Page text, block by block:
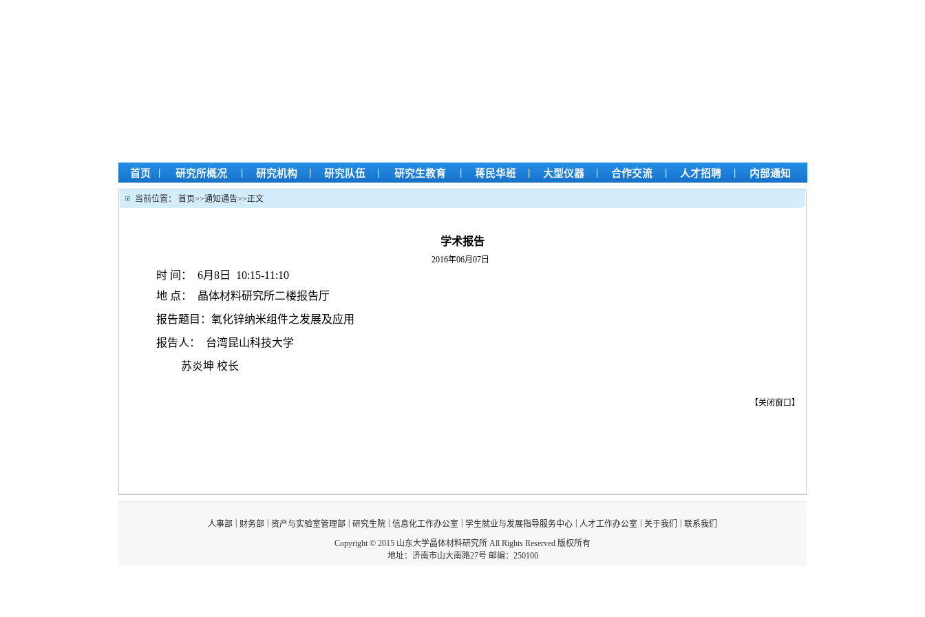
首页 | 研究所概况 | 研究机构 | 研究队伍 | 研究生教育 | 蒋民华班 | 大型仪器 | 合作交流 | 人才招聘 | 内部通知
当前位置： 首页>>通知通告>>正文
学术报告
2016年06月07日
时 间： 6月8日 10:15-11:10
地 点： 晶体材料研究所二楼报告厅
报告题目：氧化锌纳米组件之发展及应用
报告人： 台湾昆山科技大学
苏炎坤 校长
【关闭窗口】
人事部 财务部 资产与实验室管理部 研究生院 信息化工作办公室 学生就业与发展指导服务中心 人才工作办公室 关于我们
联系我们
Copyright © 2015 山东大学晶体材料研究所 All Rights Reserved 版权所有
地址：济南市山大南路27号 邮编：250100